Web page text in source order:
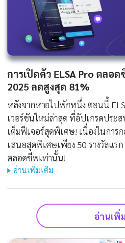
การเปิดตัว ELSA Pro ตลอ
2025 ลดสูงสุด 81%
หลังจากหายไปพักหนึ่ง ตอนนี้
เวอร์ชันใหม่ล่าสุด ที่อัปเกรดประ
เต็มฟีเจอร์สุดพิเศษ! เนื่องในการก
เสนอสุดพิเศษเพียง 50 รางวัลแร
ตลอดชีพเท่านั้น!
อ่านเพิ่มเติม
อ่านเพิ่